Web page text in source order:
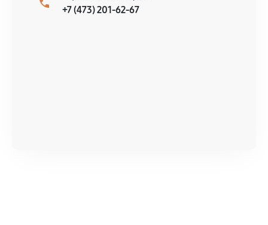
+7 (473) 201-62-67